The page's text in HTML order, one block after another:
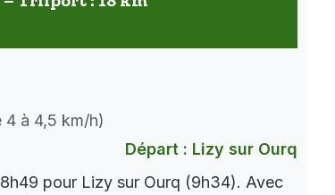
à 4,5 km/h)
Départ : Lizy sur Ourq
pour Lizy sur Ourq (9h34). Avec